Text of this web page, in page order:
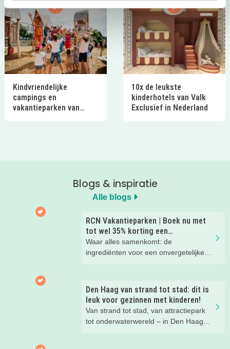
Kindvriendelijke
campings en
vakantieparken van
10x de leukste
kinderhotels van Valk
Exclusief in Nederland
Blogs & inspiratie
Alle blogs
RCN Vakantieparken | Boek nu met
tot wel 35% korting een
zomervakantie!
Waar alles samenkomt: de
ingrediënten voor een onvergetelijke
Den Haag van strand tot stad: dit is
leuk voor gezinnen met kinderen!
Van strand tot stad, van attractiepark
tot onderwaterwereld – in Den Haag